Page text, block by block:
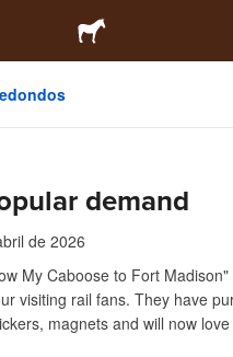
demand
de 2026
My Caboose to Fort Madison"
visiting rail fans. They have
magnets and will now